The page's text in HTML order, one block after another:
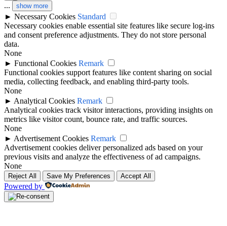
... show more
► Necessary Cookies Standard
Necessary cookies enable essential site features like secure log-ins
and consent preference adjustments. They do not store personal
data.
None
► Functional Cookies Remark
Functional cookies support features like content sharing on social
media, collecting feedback, and enabling third-party tools.
None
► Analytical Cookies Remark
Analytical cookies track visitor interactions, providing insights on
metrics like visitor count, bounce rate, and traffic sources.
None
► Advertisement Cookies Remark
Advertisement cookies deliver personalized ads based on your
previous visits and analyze the effectiveness of ad campaigns.
None
Reject All Save My Preferences Accept All
Powered by